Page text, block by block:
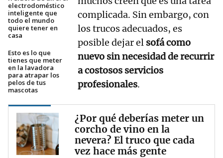
electrodoméstico
inteligente que
todo el mundo
quiere tener en
casa
Esto es lo que
tienes que meter
en la lavadora
para atrapar los
pelos de tus
mascotas
complicada. Sin embargo, con
los trucos adecuados, es
posible dejar el sofá como
nuevo sin necesidad de recurrir
a costosos servicios
profesionales.
¿Por qué deberías meter un
corcho de vino en la
nevera? El truco que cada
vez hace más gente